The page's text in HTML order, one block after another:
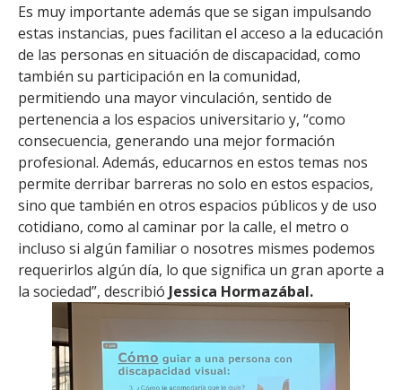
Es muy importante además que se sigan impulsando
estas instancias, pues facilitan el acceso a la educación
de las personas en situación de discapacidad, como
también su participación en la comunidad,
permitiendo una mayor vinculación, sentido de
pertenencia a los espacios universitario y, “como
consecuencia, generando una mejor formación
profesional. Además, educarnos en estos temas nos
permite derribar barreras no solo en estos espacios,
sino que también en otros espacios públicos y de uso
cotidiano, como al caminar por la calle, el metro o
incluso si algún familiar o nosotres mismes podemos
requerirlos algún día, lo que significa un gran aporte a
la sociedad”, describió Jessica Hormazábal.